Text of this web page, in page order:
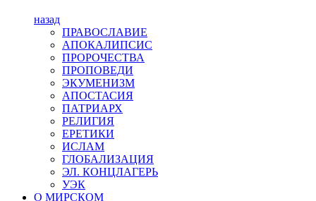
назад
ПРАВОСЛАВИЕ
АПОКАЛИПСИС
ПРОРОЧЕСТВА
ПРОПОВЕДИ
ЭКУМЕНИЗМ
АПОСТАСИЯ
ПАТРИАРХ
РЕЛИГИЯ
ЕРЕТИКИ
ИСЛАМ
ГЛОБАЛИЗАЦИЯ
ЭЛ. КОНЦЛАГЕРЬ
УЭК
О МИРСКОМ